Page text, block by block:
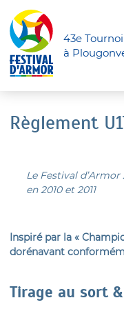
43e
à
Règlement
Le Festival
en 2010 et 2011
Inspiré par la «
dorénavant
Tirage au sort